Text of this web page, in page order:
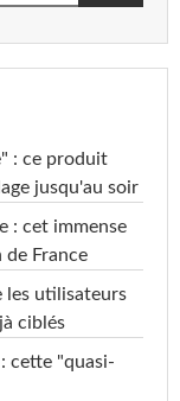
: ce produit
jusqu'au soir
: cet immense
France
les utilisateurs
ciblés
cette "quasi-